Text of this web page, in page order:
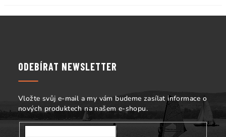
ODEBÍRAT NEWSLETTER
Vložte svůj e-mail a my vám budeme zasílat informace o
nových produktech na našem e-shopu.